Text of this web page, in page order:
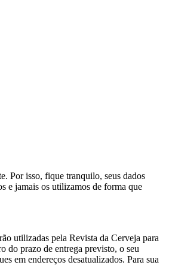
Por isso, fique tranquilo, seus dados
e jamais os utilizamos de forma que
utilizadas pela Revista da Cerveja para
do prazo de entrega previsto, o seu
em endereços desatualizados. Para sua